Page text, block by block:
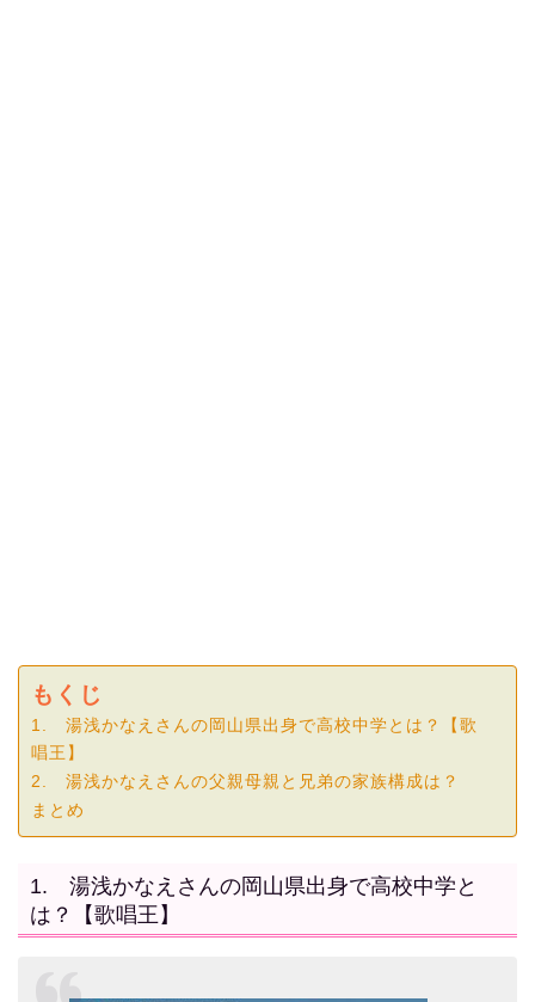
もくじ
1. 湯浅かなえさんの岡山県出身で高校中学とは？【歌
唱王】
2. 湯浅かなえさんの父親母親と兄弟の家族構成は？
まとめ
1. 湯浅かなえさんの岡山県出身で高校中学と
は？【歌唱王】